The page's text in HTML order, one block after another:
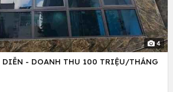
4
DIỄN - DOANH THU 100 TRIỆU/THÁNG